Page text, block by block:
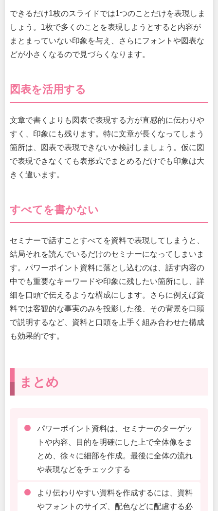
できるだけ1枚のスライドでは1つのことだけを表現しま
しょう。1枚で多くのことを表現しようとすると内容が
まとまっていない印象を与え、さらにフォントや図表な
どが小さくなるので見づらくなります。
図表を活用する
文章で書くよりも図表で表現する方が直感的に伝わりや
すく、印象にも残ります。特に文章が長くなってしまう
箇所は、図表で表現できないか検討しましょう。仮に図
で表現できなくても表形式でまとめるだけでも印象は大
きく違います。
すべてを書かない
セミナーで話すことすべてを資料で表現してしまうと、
結局それを読んでいるだけのセミナーになってしまいま
す。パワーポイント資料に落とし込むのは、話す内容の
中でも重要なキーワードや印象に残したい箇所にし、詳
細を口頭で伝えるような構成にします。さらに例えば資
料では客観的な事実のみを投影した後、その背景を口頭
で説明するなど、資料と口頭を上手く組み合わせた構成
も効果的です。
まとめ
パワーポイント資料は、セミナーのターゲッ
トや内容、目的を明確にした上で全体像をま
とめ、徐々に細部を作成。最後に全体の流れ
や表現などをチェックする
より伝わりやすい資料を作成するには、資料
やフォントのサイズ、配色などに配慮する必